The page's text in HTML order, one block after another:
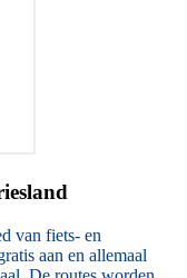
van fiets- en
aan en allemaal